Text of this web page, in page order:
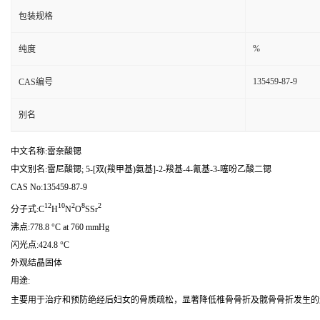
包装规格
纯度 %
CAS编号 135459-87-9
别名
中文名称:雷奈酸锶
中文别名:雷尼酸锶; 5-[双(羧甲基)氨基]-2-羧基-4-氰基-3-噻吩乙酸二锶
CAS No:135459-87-9
分子式:C12H10N2O8SSr2
沸点:778.8 °C at 760 mmHg
闪光点:424.8 °C
外观结晶固体
用途:
主要用于治疗和预防绝经后妇女的骨质疏松，显著降低椎骨骨折及髋骨骨折发生